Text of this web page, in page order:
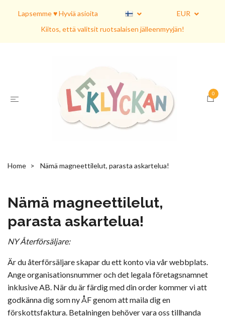
Lapsemme ♥ Hyviä asioita
EUR
Kiitos, että valitsit ruotsalaisen jälleenmyyjän!
0
Home Nämä magneettilelut, parasta askartelua!
Nämä magneettilelut,
parasta askartelua!
NY Återförsäljare:
Är du återförsäljare skapar du ett konto via vår webbplats.
Ange organisationsnummer och det legala företagsnamnet
inklusive AB. När du är färdig med din order kommer vi att
godkänna dig som ny ÅF genom att maila dig en
förskottsfaktura. Betalningen behöver vara oss tillhanda